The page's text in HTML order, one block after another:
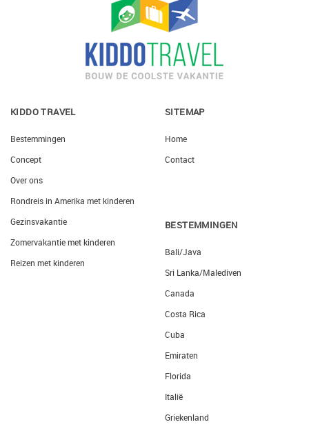
KIDDO TRAVEL
Bestemmingen
Concept
Over ons
Rondreis in Amerika met kinderen
Gezinsvakantie
Zomervakantie met kinderen
Reizen met kinderen
SITEMAP
Home
Contact
BESTEMMINGEN
Bali/Java
Sri Lanka/Malediven
Canada
Costa Rica
Cuba
Emiraten
Florida
Italië
Griekenland